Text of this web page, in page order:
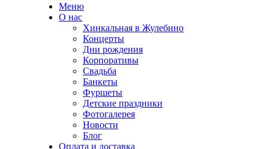
Меню
О нас
Хинкальная в Жулебино
Концерты
Дни рождения
Корпоративы
Свадьба
Банкеты
Фуршеты
Детские праздники
Фотогалерея
Новости
Блог
Оплата и доставка